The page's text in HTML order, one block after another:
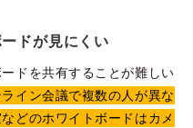
ドが見にくい
ドを共有することが難しい
イン会議で複数の人が異な
どのホワイトボードはカメ